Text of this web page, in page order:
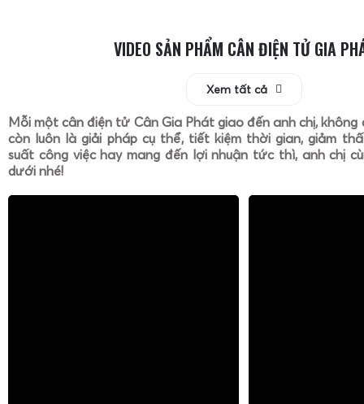
VIDEO SẢN PHẨM CÂN ĐIỆN TỬ GIA
Xem tất cả
Mỗi một cân điện tử Cân Gia Phát giao đến anh chị, không
còn luôn là giải pháp cụ thể, tiết kiệm thời gian, giảm
suất công việc hay mang đến lợi nhuận tức thì, anh chị
dưới nhé!